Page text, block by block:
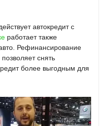
автокредит с
работает также
Рефинансирование
снять
более выгодным для